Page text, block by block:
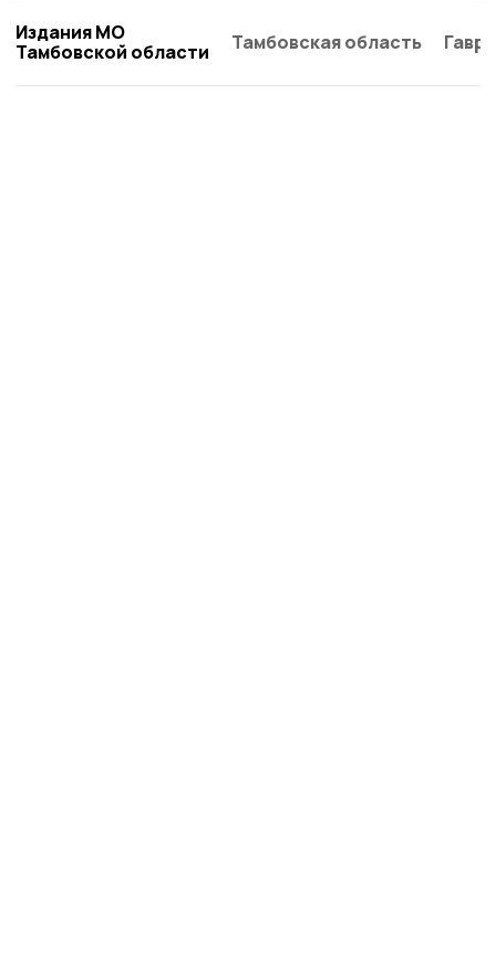
Издания МО
Тамбовской области
Тамбовская область